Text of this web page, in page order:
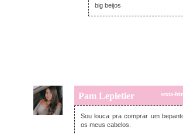
big beijos
Pam Lepletier sexta-
Sou louca pra comprar um
os meus cabelos.